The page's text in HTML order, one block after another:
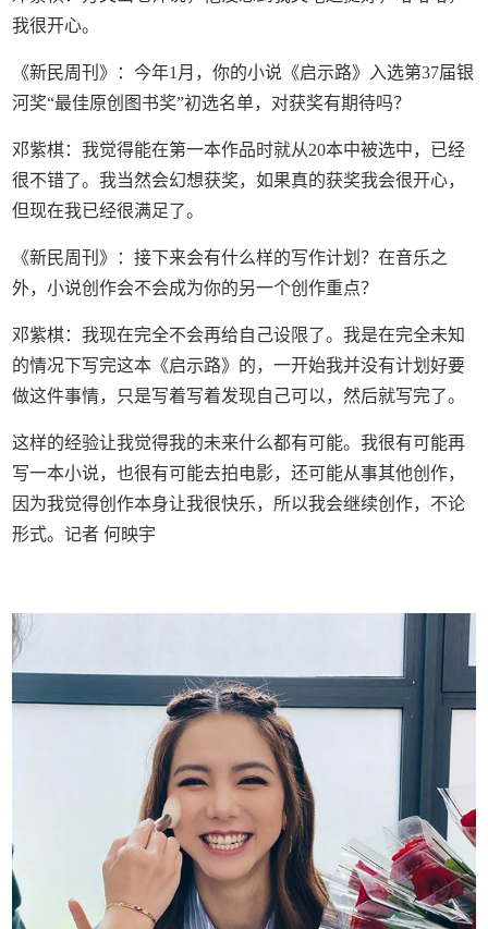
我很开心。
《新民周刊》：今年1月，你的小说《启示路》入选第37届银
河奖“最佳原创图书奖”初选名单，对获奖有期待吗？
邓紫棋：我觉得能在第一本作品时就从20本中被选中，已经
很不错了。我当然会幻想获奖，如果真的获奖我会很开心，
但现在我已经很满足了。
《新民周刊》：接下来会有什么样的写作计划？在音乐之
外，小说创作会不会成为你的另一个创作重点？
邓紫棋：我现在完全不会再给自己设限了。我是在完全未知
的情况下写完这本《启示路》的，一开始我并没有计划好要
做这件事情，只是写着写着发现自己可以，然后就写完了。
这样的经验让我觉得我的未来什么都有可能。我很有可能再
写一本小说，也很有可能去拍电影，还可能从事其他创作，
因为我觉得创作本身让我很快乐，所以我会继续创作，不论
形式。记者 何映宇